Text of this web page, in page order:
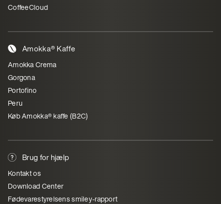
CoffeeCloud
Amokka® Kaffe
Amokka Crema
Gorgona
Portofino
Peru
Køb Amokka® kaffe (B2C)
Brug for hjælp
Kontakt os
Download Center
Fødevarestyrelsens smiley-rapport